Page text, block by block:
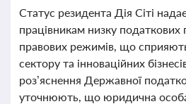
Статус резидента Дія Сіті
працівникам низку податкових
правових режимів, що
сектору та інноваційних
роз’яснення Державної
уточнюють, що юридична